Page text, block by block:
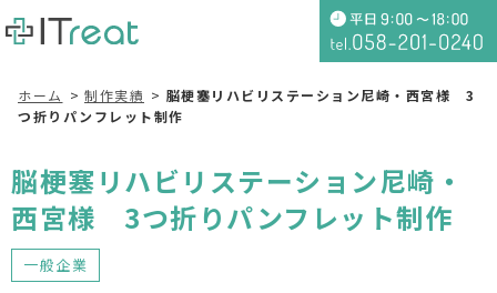
ホーム 制作実績
脳梗塞リハビリステーション尼崎・西宮様 3
つ折りパンフレット制作
脳梗塞リハビリステーション尼崎・
西宮様 3つ折りパンフレット制作
一般企業